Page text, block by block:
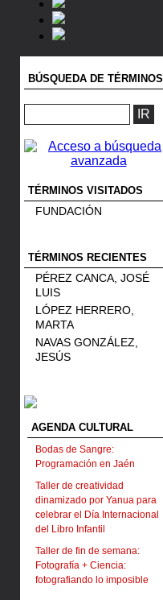
BÚSQUEDA DE TÉRMINOS
TÉRMINOS VISITADOS
FUNDACIÓN
TÉRMINOS RECIENTES
PÉREZ CANCA, JOSÉ
LUIS
LÓPEZ HERRERO,
MARTA
NAVAS GONZÁLEZ,
JESÚS
AGENDA CULTURAL
Bodas de Sangre:
Programación en Jaén
Taller de creatividad
dinamizado por Yanua para
celebrar el Día Internacional
del Libro Infantil
Taller de fin de semana:
Fotografía + Ciencia:
fotografiando lo imposible